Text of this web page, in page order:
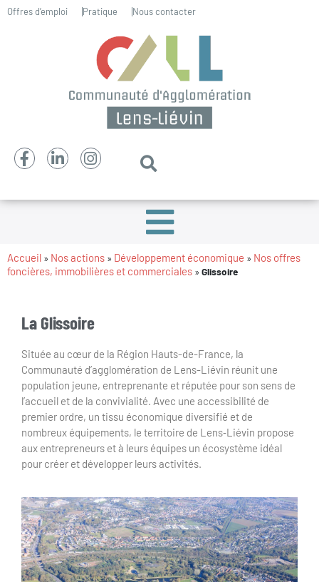
Offres d’emploi Pratique Nous contacter
Accueil » Nos actions » Développement économique » Nos offres
foncières, immobilières et commerciales » Glissoire
La Glissoire
Située au cœur de la Région Hauts-de-France, la
Communauté d’agglomération de Lens-Liévin réunit une
population jeune, entreprenante et réputée pour son sens de
l’accueil et de la convivialité. Avec une accessibilité de
premier ordre, un tissu économique diversifié et de
nombreux équipements, le territoire de Lens‑Liévin propose
aux entrepreneurs et à leurs équipes un écosystème idéal
pour créer et développer leurs activités.